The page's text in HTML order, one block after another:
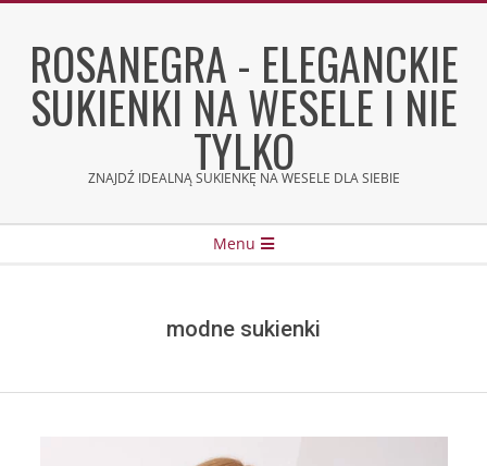
contentROSANEGRA - ELEGANCKIE
SUKIENKI NA WESELE I NIE
TYLKO
ZNAJDŹ IDEALNĄ SUKIENKĘ NA WESELE DLA SIEBIE
Menu
modne sukienki